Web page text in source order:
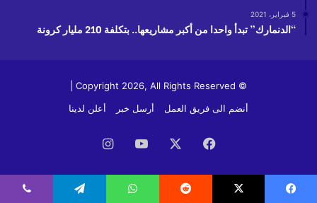
5 فبراير، 2021
“الدنمارك” تبدأ واحدا من أكبر مشاريعها.. بتكلفة 210 مليار كرونة
© Copyright 2026, All Rights Reserved |
أنضم الى فريق العمل
أرسل خبر أعلن لدينا
فيسبوك ‫YouTube